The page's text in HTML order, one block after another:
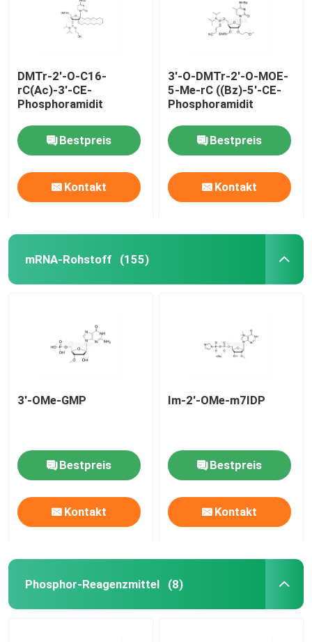
Produkte
DMTr-2'-O-C16-
rC(Ac)-3'-CE-
Phosphoramidit
Bestpreis
Kontakt
3'-O-DMTr-2'-O-MOE-
5-Me-rC ((Bz)-5'-CE-
Phosphoramidit
Bestpreis
Kontakt
mRNA-Rohstoff (155)
3'-OMe-GMP
Bestpreis
Kontakt
Im-2'-OMe-m7IDP
Bestpreis
Kontakt
Phosphor-Reagenzmittel (8)